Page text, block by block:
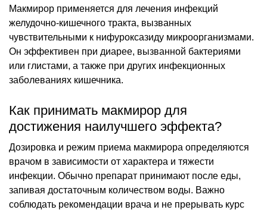
Макмирор применяется для лечения инфекций
желудочно-кишечного тракта, вызванных
чувствительными к нифуроксазиду микроорганизмами.
Он эффективен при диарее, вызванной бактериями
или глистами, а также при других инфекционных
заболеваниях кишечника.
Как принимать макмирор для
достижения наилучшего эффекта?
Дозировка и режим приема макмирора определяются
врачом в зависимости от характера и тяжести
инфекции. Обычно препарат принимают после еды,
запивая достаточным количеством воды. Важно
соблюдать рекомендации врача и не прерывать курс